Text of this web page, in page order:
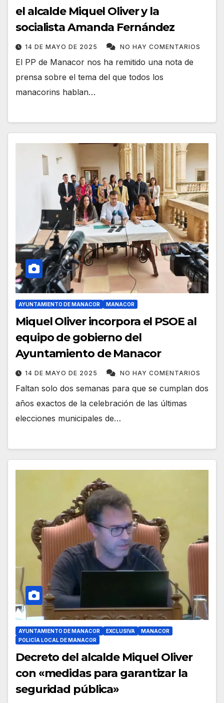
el alcalde Miquel Oliver y la
socialista Amanda Fernández
14 DE MAYO DE 2025 NO HAY COMENTARIOS
El PP de Manacor nos ha remitido una nota de
prensa sobre el tema del que todos los
manacorins hablan…
AYUNTAMIENTO DE MANACOR MANACOR
Miquel Oliver incorpora el PSOE al
equipo de gobierno del
Ayuntamiento de Manacor
14 DE MAYO DE 2025 NO HAY COMENTARIOS
Faltan solo dos semanas para que se cumplan dos
años exactos de la celebración de las últimas
elecciones municipales de…
AYUNTAMIENTO DE MANACOR EXCLUSIVA
MANACOR
POLICÍA LOCAL DE MANACOR
Decreto del alcalde Miquel Oliver
con «medidas para garantizar la
seguridad pública»